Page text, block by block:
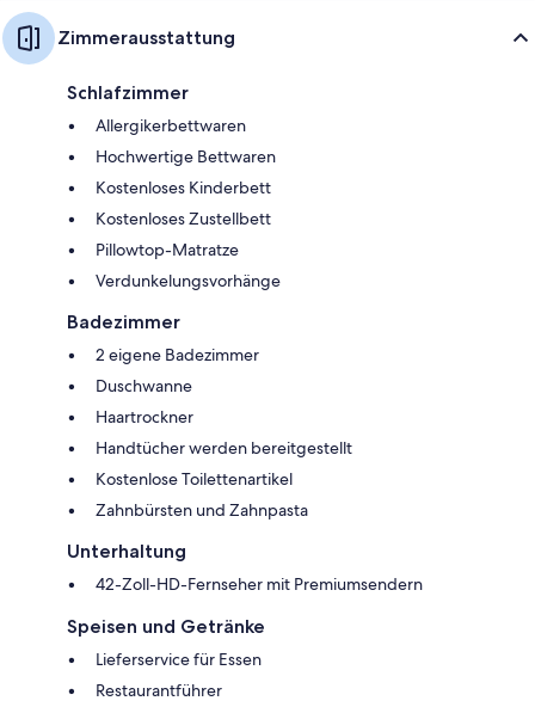
Zimmerausstattung
Schlafzimmer
Allergikerbettwaren
Hochwertige Bettwaren
Kostenloses Kinderbett
Kostenloses Zustellbett
Pillowtop-Matratze
Verdunkelungsvorhänge
Badezimmer
2 eigene Badezimmer
Duschwanne
Haartrockner
Handtücher werden bereitgestellt
Kostenlose Toilettenartikel
Zahnbürsten und Zahnpasta
Unterhaltung
42-Zoll-HD-Fernseher mit Premiumsendern
Speisen und Getränke
Lieferservice für Essen
Restaurantführer